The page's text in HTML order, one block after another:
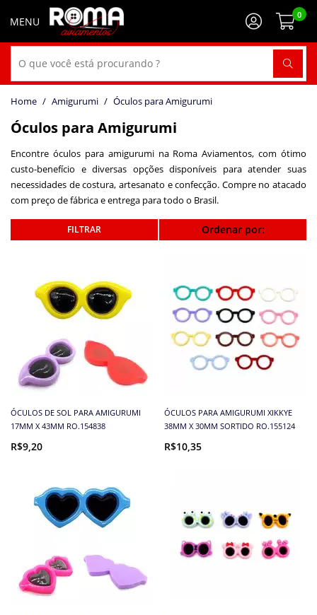
0
Amigurumi Óculos para Amigurumi
Óculos para Amigurumi
Encontre óculos para amigurumi na Roma Aviamentos, com ótimo
custo-benefício e diversas opções disponíveis para atender suas
necessidades de costura, artesanato e confecção. Compre no atacado
com preço de fábrica e entrega para todo o Brasil.
Ordenar por:
ÓCULOS DE SOL PARA AMIGURUMI
17MM X 43MM RO.154838
R$9,20
ÓCULOS PARA AMIGURUMI XIKKYE
38MM X 30MM SORTIDO RO.155124
R$10,35